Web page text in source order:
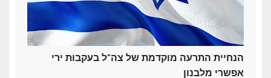
הנחיית התרעה מוקדמת של צה"ל בעקבות ירי
אפשרי מלבנון